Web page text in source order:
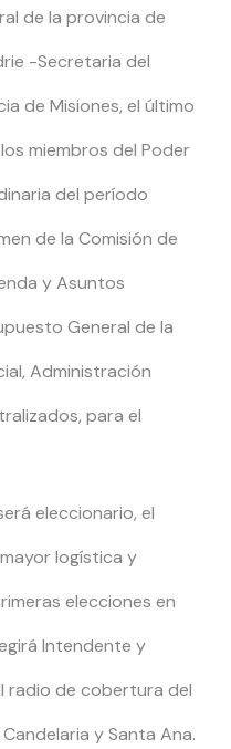
de la provincia de
-Secretaria del
de Misiones, el último
miembros del Poder
del período
de la Comisión de
y Asuntos
General de la
Administración
para el
eleccionario, el
logística y
elecciones en
Intendente y
radio de cobertura del
y Santa Ana.